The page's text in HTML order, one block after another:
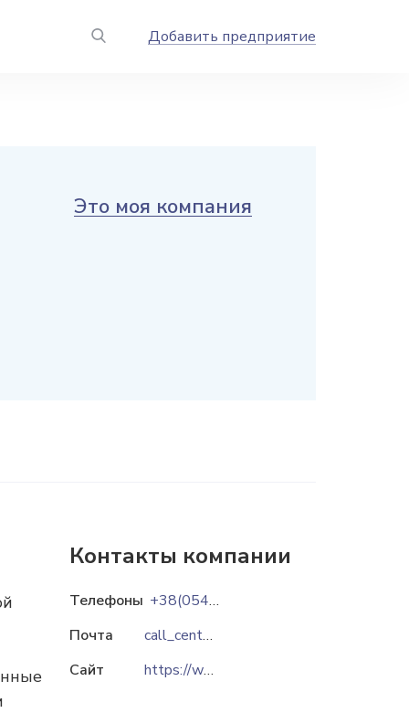
Добавить предприятие
Это моя компания
Контакты компании
Телефоны
+38(0542)659-659
Почта
call_center@soe.com.ua
Сайт
https://www.soe.com.ua